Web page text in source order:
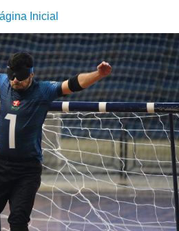
Inicial